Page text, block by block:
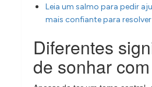
Leia um salmo para pedir
mais confiante para
Diferentes
de sonhar